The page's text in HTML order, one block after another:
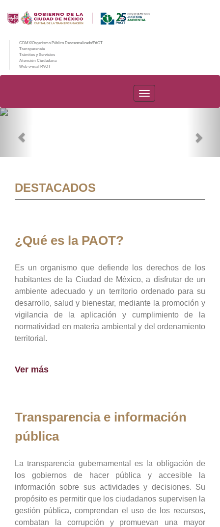
CDMX/Organismo Público Descentralizado/PAOT
Transparencia
Trámites y Servicios
Atención Ciudadana
Web e-mail PAOT
PAOT
DESTACADOS
¿Qué es la PAOT?
Es un organismo que defiende los derechos de los
habitantes de la Ciudad de México, a disfrutar de un
ambiente adecuado y un territorio ordenado para su
desarrollo, salud y bienestar, mediante la promoción y
vigilancia de la aplicación y cumplimiento de la
normatividad en materia ambiental y del ordenamiento
territorial.
Ver más
Transparencia e información
pública
La transparencia gubernamental es la obligación de
los gobiernos de hacer pública y accesible la
información sobre sus actividades y decisiones. Su
propósito es permitir que los ciudadanos supervisen la
gestión pública, comprendan el uso de los recursos,
combatan la corrupción y promuevan una mayor